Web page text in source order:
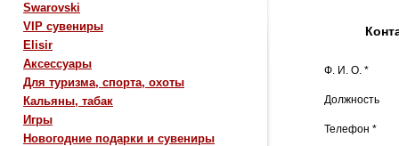
Swarovski
VIP сувениры
Elisir
Аксессуары
Для туризма, спорта, охоты
Кальяны, табак
Игры
Новогодние подарки и сувениры
Ф. И. О. *
Должность
Телефон *